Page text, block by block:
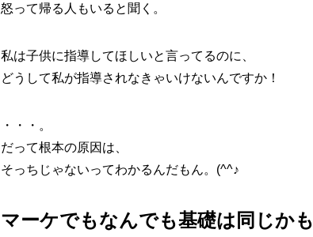
怒って帰る人もいると聞く。
私は子供に指導してほしいと言ってるのに、
どうして私が指導されなきゃいけないんですか！
・・・。
だって根本の原因は、
そっちじゃないってわかるんだもん。(^^♪
マーケでもなんでも基礎は同じかも